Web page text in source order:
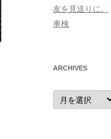
友を見送りに。
車検
ARCHIVES
archives